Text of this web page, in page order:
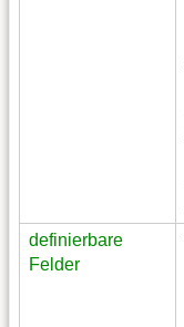
definierbare
Felder